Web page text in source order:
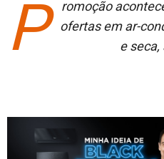
P
romoção
ofertas em ar-
e